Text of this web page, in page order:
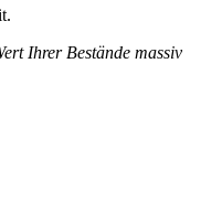
Ihrer Bestände massiv